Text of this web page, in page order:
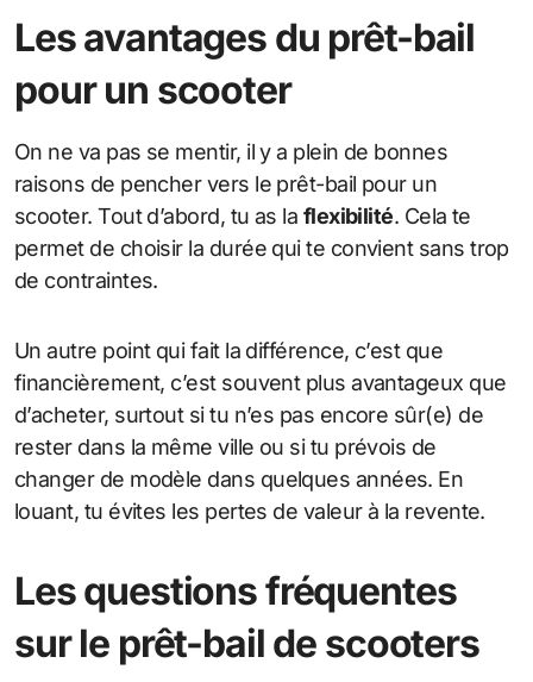
Les avantages du prêt-bail
pour un scooter
On ne va pas se mentir, il y a plein de bonnes
raisons de pencher vers le prêt-bail pour un
scooter. Tout d’abord, tu as la flexibilité. Cela te
permet de choisir la durée qui te convient sans trop
de contraintes.
Un autre point qui fait la différence, c’est que
financièrement, c’est souvent plus avantageux que
d’acheter, surtout si tu n’es pas encore sûr(e) de
rester dans la même ville ou si tu prévois de
changer de modèle dans quelques années. En
louant, tu évites les pertes de valeur à la revente.
Les questions fréquentes
sur le prêt-bail de scooters